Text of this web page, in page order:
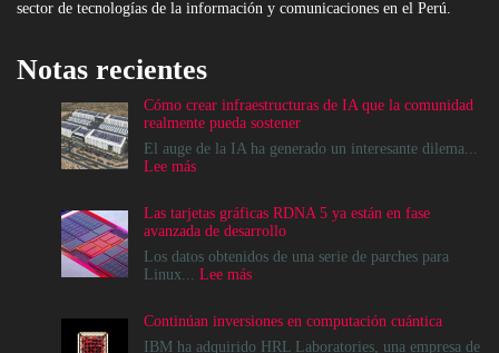
sector de tecnologías de la información y comunicaciones en el Perú.
Notas recientes
Cómo crear infraestructuras de IA que la comunidad
realmente pueda sostener
El auge de la IA ha generado un interesante dilema...
Lee más:
infraestructuras
de
IA
que
realmente
pueda
Las tarjetas gráficas RDNA 5 ya están en fase
avanzada de desarrollo
Los datos obtenidos de una serie de parches para
Linux... Lee más:
gráficas
RDNA
Continúan inversiones en computación cuántica
IBM ha adquirido HRL Laboratories, una empresa de